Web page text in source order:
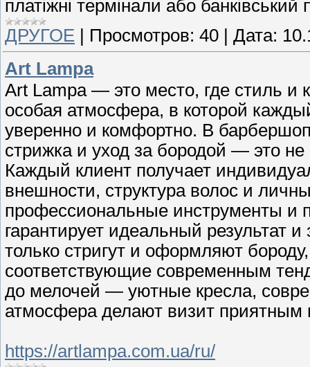
платіжні термінали або банківський
ДРУГОЕ
Просмотров: 40 Дата:
Art Lampa
Art Lampa — это место, где стиль и
особая атмосфера, в которой
уверенно и комфортно. В
стрижка и уход за бородой — это
Каждый клиент получает
внешности, структура волос и
профессиональные инструменты и
гарантирует идеальный результат
только стригут и оформляют
соответствующие современным
до мелочей — уютные кресла,
атмосфера делают визит
https://artlampa.com.ua/ru/